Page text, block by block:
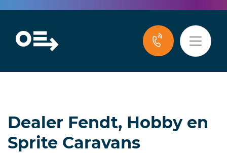
Dealer Fendt, Hobby en
Sprite Caravans